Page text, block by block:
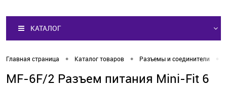
КАТАЛОГ
Главная страница • Каталог товаров • Разъемы и соединители
MF-6F/2 Разъем питания Mini-Fit 6